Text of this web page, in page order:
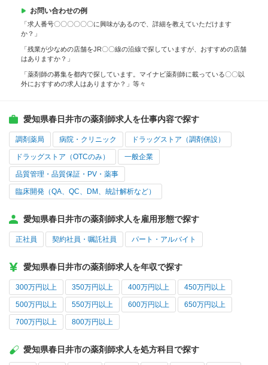
お問い合わせの例
「求人番号〇〇〇〇〇〇に興味があるので、詳細を教えていただけます
か？」
「残業が少なめの店舗をJR〇〇線の沿線で探していますが、おすすめの店舗
はありますか？」
「薬剤師の募集を都内で探しています。マイナビ薬剤師に載っている〇〇以
外におすすめの求人はありますか？」等々
愛知県春日井市の薬剤師求人を仕事内容で探す
調剤薬局 病院・クリニック ドラッグストア（調剤併設）
ドラッグストア（OTCのみ） 一般企業
品質管理・品質保証・PV・薬事
臨床開発（QA、QC、DM、統計解析など）
愛知県春日井市の薬剤師求人を雇用形態で探す
正社員 契約社員・嘱託社員 パート・アルバイト
愛知県春日井市の薬剤師求人を年収で探す
300万円以上 350万円以上 400万円以上 450万円以上
500万円以上 550万円以上 600万円以上 650万円以上
700万円以上 800万円以上
愛知県春日井市の薬剤師求人を処方科目で探す